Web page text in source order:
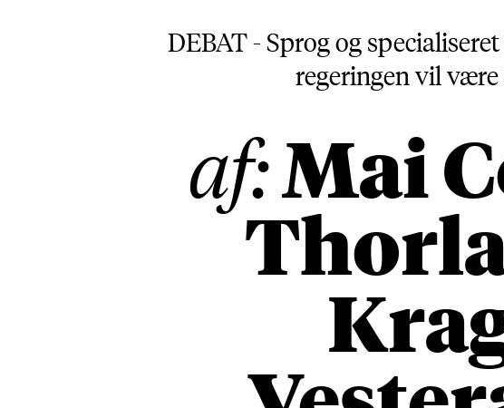
DEBAT - Sprog og
regeringen vil
af:Mai